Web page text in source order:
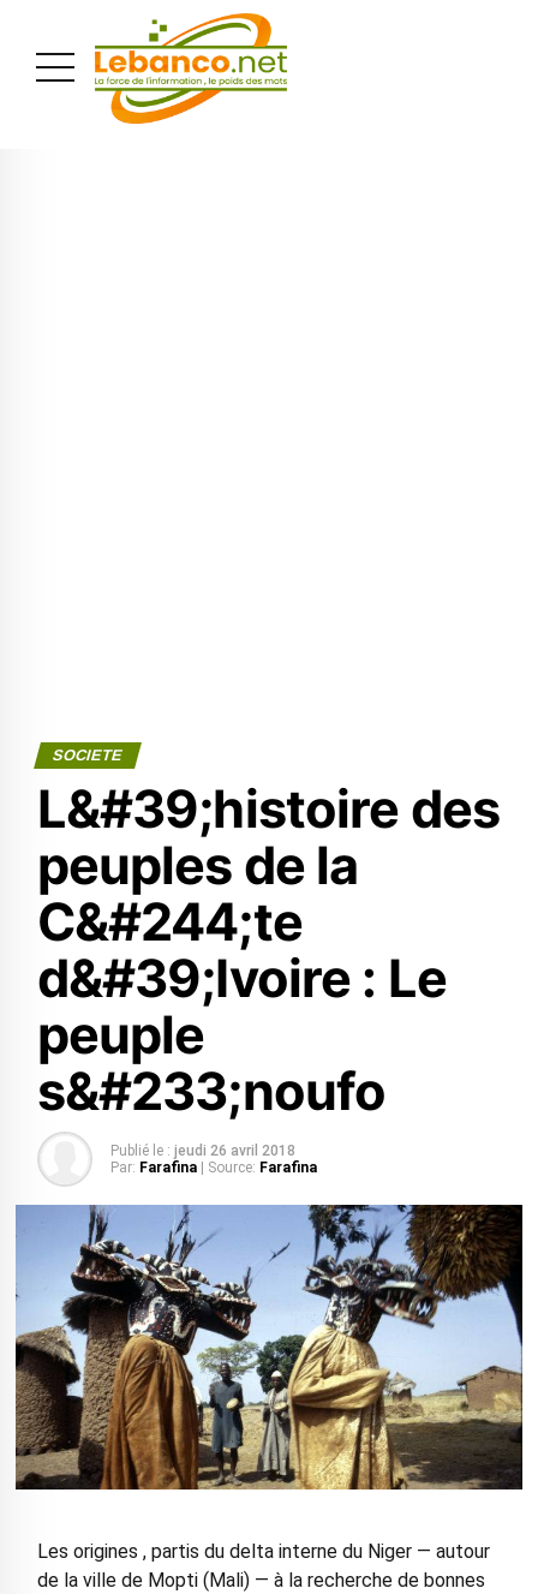
SOCIETE
L&#39;histoire des
peuples de la
C&#244;te
d&#39;Ivoire : Le
peuple
s&#233;noufo
Publié le : jeudi 26 avril 2018
Par: Farafina | Source: Farafina
Les origines , partis du delta interne du Niger — autour
de la ville de Mopti (Mali) — à la recherche de bonnes